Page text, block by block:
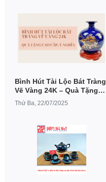
Bình Hút Tài Lộc Bát Tràng
Vẽ Vàng 24K – Quà Tặng
Cao Cấp, Ý Nghĩa
Thứ Ba, 22/07/2025